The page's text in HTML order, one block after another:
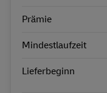
Prämie
Mindestlaufzeit
Lieferbeginn